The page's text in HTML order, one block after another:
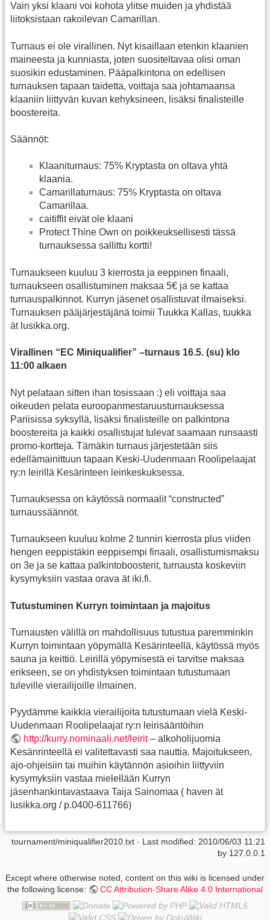
Vain yksi klaani voi kohota ylitse muiden ja yhdistää
liitoksistaan rakoilevan Camarillan.
Turnaus ei ole virallinen. Nyt kisaillaan etenkin klaanien
maineesta ja kunniasta, joten suositeltavaa olisi oman
suosikin edustaminen. Pääpalkintona on edellisen
turnauksen tapaan taidetta, voittaja saa johtamaansa
klaaniin liittyvän kuvan kehyksineen, lisäksi finalisteille
boostereita.
Säännöt:
Klaaniturnaus: 75% Kryptasta on oltava yhtä
klaania.
Camarillaturnaus: 75% Kryptasta on oltava
Camarillaa.
caitiffit eivät ole klaani
Protect Thine Own on poikkeuksellisesti tässä
turnauksessa sallittu kortti!
Turnaukseen kuuluu 3 kierrosta ja eeppinen finaali,
turnaukseen osallistuminen maksaa 5€ ja se kattaa
turnauspalkinnot. Kurryn jäsenet osallistuvat ilmaiseksi.
Turnauksen pääjärjestäjänä toimii Tuukka Kallas, tuukka
ät lusikka.org.
Virallinen “EC Miniqualifier” –turnaus 16.5. (su) klo
11:00 alkaen
Nyt pelataan sitten ihan tosissaan :) eli voittaja saa
oikeuden pelata euroopanmestaruusturnauksessa
Pariisissa syksyllä, lisäksi finalisteille on palkintona
boostereita ja kaikki osallistujat tulevat saamaan runsaasti
promo-kortteja. Tämäkin turnaus järjestetään siis
edellämainittuun tapaan Keski-Uudenmaan Roolipelaajat
ry:n leirillä Kesärinteen leirikeskuksessa.
Turnauksessa on käytössä normaalit “constructed”
turnaussäännöt.
Turnaukseen kuuluu kolme 2 tunnin kierrosta plus viiden
hengen eeppistäkin eeppisempi finaali, osallistumismaksu
on 3e ja se kattaa palkintoboosterit, turnausta koskeviin
kysymyksiin vastaa orava ät iki.fi.
Tutustuminen Kurryn toimintaan ja majoitus
Turnausten välillä on mahdollisuus tutustua paremminkin
Kurryn toimintaan yöpymällä Kesärinteellä, käytössä myös
sauna ja keittiö. Leirillä yöpymisestä ei tarvitse maksaa
erikseen, se on yhdistyksen toimintaan tutustumaan
tuleville vierailijoille ilmainen.
Pyydämme kaikkia vierailijoita tutustumaan vielä Keski-
Uudenmaan Roolipelaajat ry:n leirisääntöihin
http://kurry.nominaali.net/leirit– alkoholijuomia
Kesänrinteellä ei valitettavasti saa nauttia. Majoitukseen,
ajo-ohjeisiin tai muihin käytännön asioihin liittyviin
kysymyksiin vastaa mielellään Kurryn
jäsenhankintavastaava Taija Sainomaa ( haven ät
lusikka.org / p.0400-611766)
tournament/miniqualifier2010.txt · Last modified: 2010/06/03 11:21
by 127.0.0.1
Except where otherwise noted, content on this wiki is licensed under
the following license:
CC Attribution-Share Alike 4.0 International